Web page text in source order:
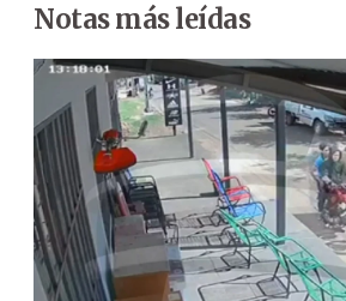
Notas más leídas